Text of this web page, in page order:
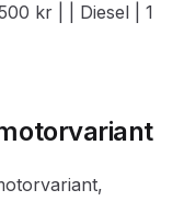
kr | | Diesel | 1